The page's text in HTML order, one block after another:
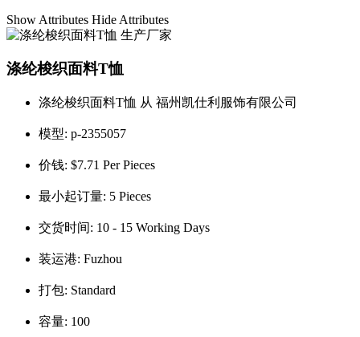
Show Attributes Hide Attributes
涤纶梭织面料T恤
涤纶梭织面料T恤 从 福州凯仕利服饰有限公司
模型: p-2355057
价钱: $7.71 Per Pieces
最小起订量: 5 Pieces
交货时间: 10 - 15 Working Days
装运港: Fuzhou
打包: Standard
容量: 100